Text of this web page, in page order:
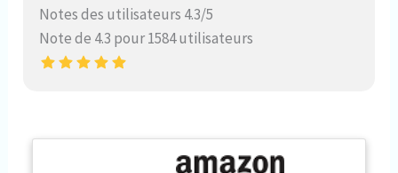
Notes des utilisateurs 4.3/5
Note de 4.3 pour 1584 utilisateurs